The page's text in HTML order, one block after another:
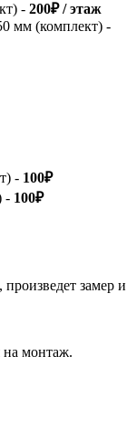
- 200₽ / этаж
мм (комплект) -
- 100₽
- 100₽
замер и
на монтаж.